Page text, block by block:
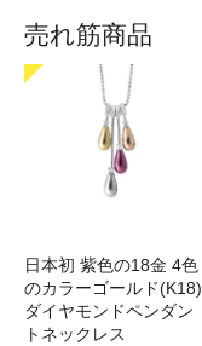
売れ筋商品
日本初 紫色の18金 4色
のカラーゴールド(K18)
ダイヤモンドペンダン
トネックレス